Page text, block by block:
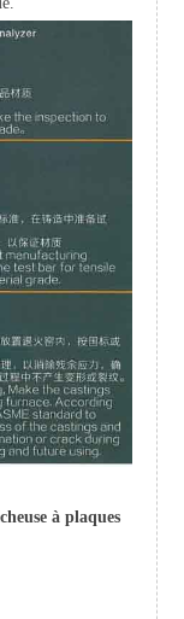
à plaques